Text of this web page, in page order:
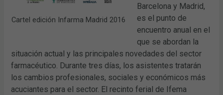
Cartel edición Infarma Madrid 2016
Barcelona y Madrid,
es el punto de
encuentro anual en el
que se abordan la
situación actual y las principales novedades del sector
farmacéutico. Durante tres días, los asistentes tratarán
los cambios profesionales, sociales y económicos más
acuciantes para el sector. El recinto ferial de Ifema